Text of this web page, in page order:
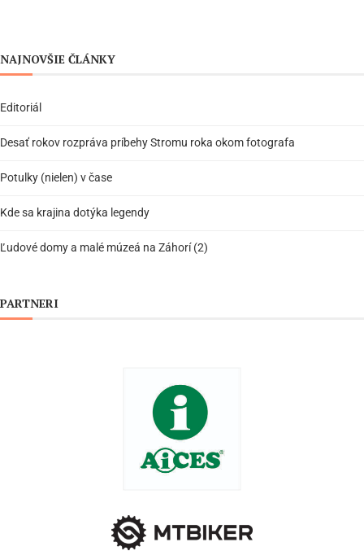
NAJNOVŠIE ČLÁNKY
Editoriál
Desať rokov rozpráva príbehy Stromu roka okom fotografa
Potulky (nielen) v čase
Kde sa krajina dotýka legendy
Ľudové domy a malé múzeá na Záhorí (2)
PARTNERI